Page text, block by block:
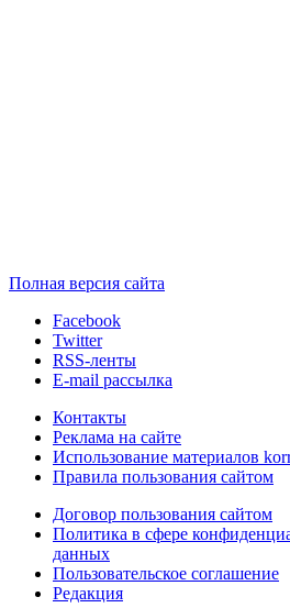
Полная версия сайта
Facebook
Twitter
RSS-ленты
E-mail рассылка
Контакты
Реклама на сайте
Использование материалов
Правила пользования сайтом
Договор пользования сайтом
Политика в сфере
данных
Пользовательское соглашение
Редакция